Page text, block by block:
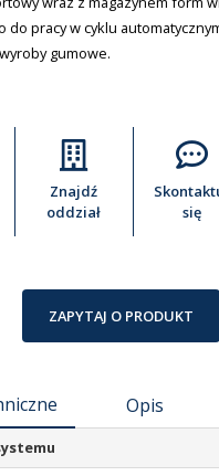
pracy w cyklu
gumowe.
Znajdź
oddział
się
ZAPYTAJ O PRODUKT
Opis